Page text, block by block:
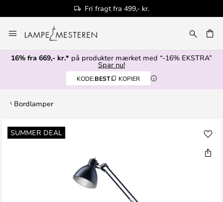
Fri fragt fra 499,- kr.
to
Content
16% fra 669,- kr.* på produkter mærket med “-16% EKSTRA”
Spar nu!
KODE:BEST KOPIER
Bordlamper
SUMMER DEAL
Gå
til